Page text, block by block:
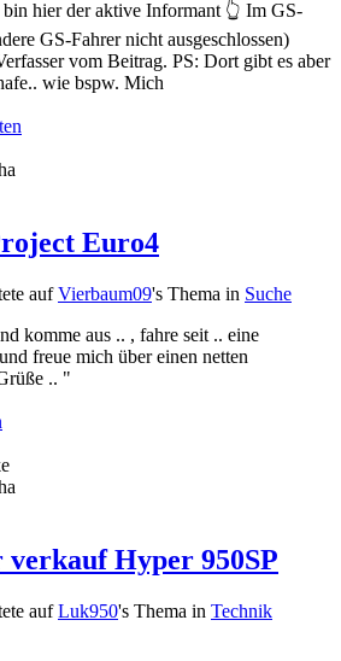
hier der aktive Informant 👆 Im GS-
GS-Fahrer nicht ausgeschlossen)
vom Beitrag. PS: Dort gibt es aber
wie bspw. Mich
Euro4
aufVierbaum09's Thema in Suche
komme aus .. , fahre seit .. eine
freue mich über einen netten
.. "
Hyper 950SP
aufLuk950's Thema in Technik